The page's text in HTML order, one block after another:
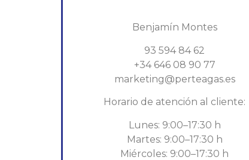
Benjamín Montes
93 594 84 62
+34 646 08 90 77
marketing@perteagas.es
Horario de atención al cliente:
Lunes: 9:00–17:30 h
Martes: 9:00–17:30 h
Miércoles: 9:00–17:30 h